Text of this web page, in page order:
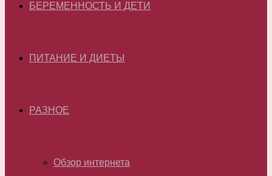
БЕРЕМЕННОСТЬ И ДЕТИ
ПИТАНИЕ И ДИЕТЫ
РАЗНОЕ
Обзор интернета